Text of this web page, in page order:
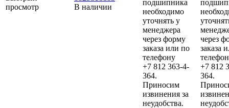
просмотр
В наличии
подшипника
необходимо
уточнять у
менеджера
через форму
заказа или по
телефону
+7 812 363-4-
364.
Приносим
извинения за
неудобства.
через
заказа
+7 812
364.